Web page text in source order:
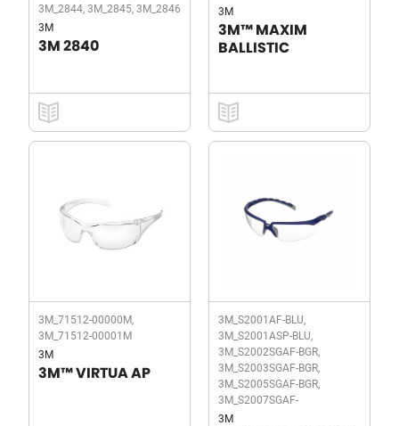
3M_2844, 3M_2845, 3M_2846
3M
3M 2840
3M
3M™ MAXIM
BALLISTIC
3M_71512-00000M,
3M_71512-00001M
3M
3M™ VIRTUA AP
3M_S2001AF-BLU,
3M_S2001ASP-BLU,
3M_S2002SGAF-BGR,
3M_S2003SGAF-BGR,
3M_S2005SGAF-BGR,
3M_S2007SGAF-
3M